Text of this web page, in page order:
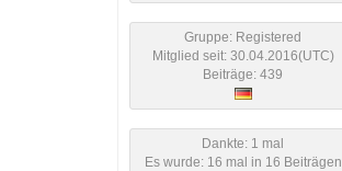
Gruppe: Registered
Mitglied seit: 30.04.2016(UTC)
Beiträge: 439
Dankte: 1 mal
Es wurde: 16 mal in 16 Beiträgen